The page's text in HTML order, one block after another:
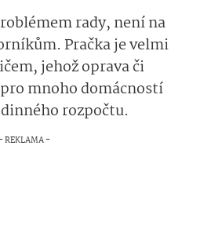
rady, není na
Pračka je velmi
jehož oprava či
mnoho domácností
rozpočtu.